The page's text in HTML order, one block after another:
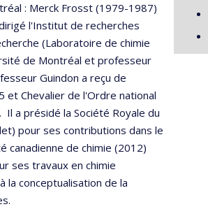
: Merck Frosst (1979-1987)
l'Institut de recherches
(Laboratoire de chimie
de Montréal et professeur
Guindon a reçu de
Chevalier de l'Ordre national
a présidé la Société Royale du
pour ses contributions dans le
canadienne de chimie (2012)
ses travaux en chimie
la conceptualisation de la